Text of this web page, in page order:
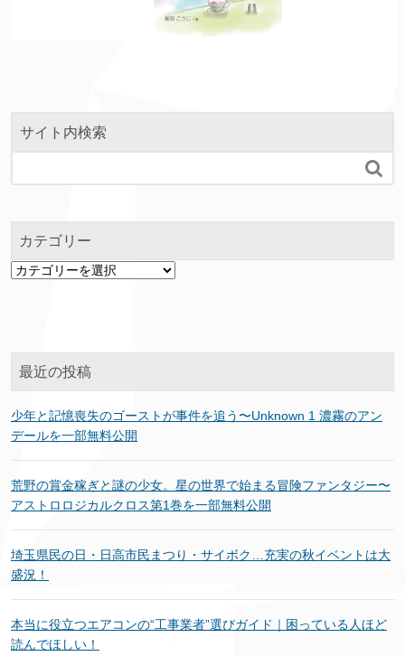
サイト内検索

カテゴリー
カ
最近の投稿
少年と記憶喪失のゴーストが事件を追う〜Unknown 1 濃霧のアン
デールを一部無料公開
荒野の賞金稼ぎと謎の少女。星の世界で始まる冒険ファンタジー〜
アストロロジカルクロス第1巻を一部無料公開
埼玉県民の日・日高市民まつり・サイボク…充実の秋イベントは大
盛況！
本当に役立つエアコンの“工事業者”選びガイド｜困っている人ほど
読んでほしい！